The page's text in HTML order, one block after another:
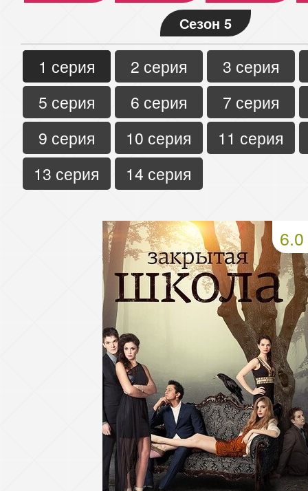
Сезон 5
1 серия 2 серия
3 серия
5 серия
6 серия
7 серия
9 серия
10 серия
11 серия
13 серия
14 серия
6.0